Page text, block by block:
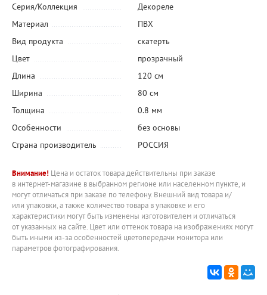
Серия/Коллекция
Декореле
Материал
ПВХ
Вид продукта
скатерть
Цвет
прозрачный
Длина
120 см
Ширина
80 см
Толщина
0.8 мм
Особенности
без основы
Страна производитель
РОССИЯ
Внимание! Цена и остаток товара действительны при заказе
в интернет-магазине в выбранном регионе или населенном пункте, и
могут отличаться при заказе по телефону. Внешний вид товара и/
или упаковки, а также количество товара в упаковке и его
характеристики могут быть изменены изготовителем и отличаться
от указанных на сайте. Цвет или оттенок товара на изображениях могут
быть иными из-за особенностей цветопередачи монитора или
параметров фотографирования.